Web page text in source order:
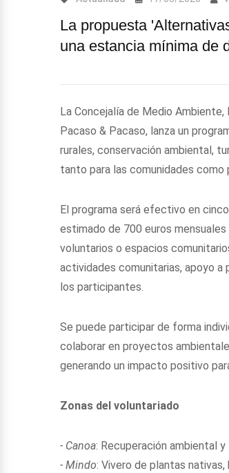
La propuesta
una estancia mínima de
La Concejalía de Medio Ambiente,
Pacaso & Pacaso, lanza un
rurales, conservación ambiental,
tanto para las comunidades
El programa será efectivo en
estimado de 700 euros
voluntarios o espacios
actividades comunitarias, apoyo
los participantes.
Se puede participar de forma
colaborar en proyectos
generando un impacto positivo
Zonas del voluntariado
- Canoa: Recuperación ambiental
- Mindo: Vivero de plantas